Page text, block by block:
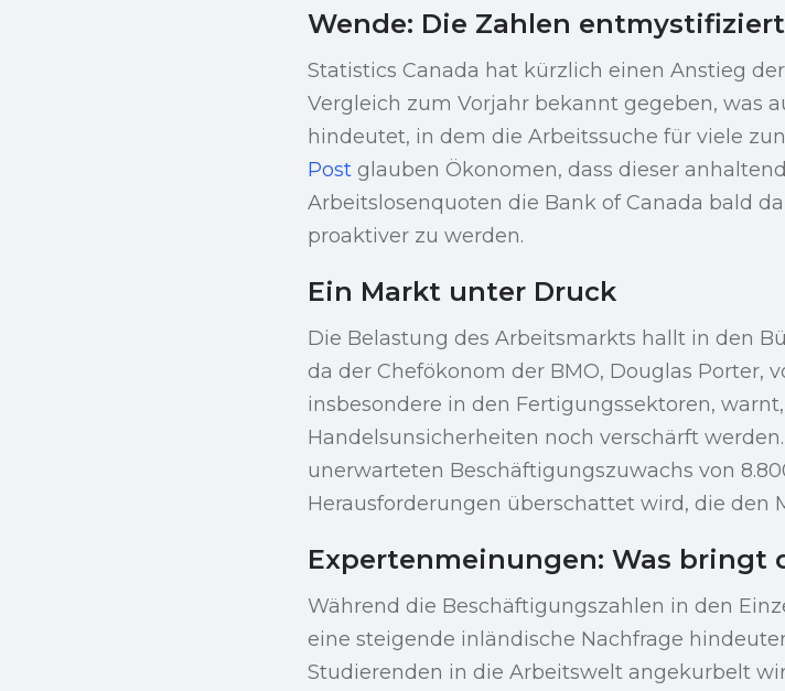
Wende: Die Zahlen entmystifiziert
Statistics Canada hat kürzlich einen Anstieg
Vergleich zum Vorjahr bekannt gegeben, was
hindeutet, in dem die Arbeitssuche für viele
Post glauben Ökonomen, dass dieser
Arbeitslosenquoten die Bank of Canada bald
proaktiver zu werden.
Ein Markt unter Druck
Die Belastung des Arbeitsmarkts hallt in den
da der Chefökonom der BMO, Douglas Porter,
insbesondere in den Fertigungssektoren,
Handelsunsicherheiten noch verschärft
unerwarteten Beschäftigungszuwachs von
Herausforderungen überschattet wird, die den
Expertenmeinungen: Was bringt
Während die Beschäftigungszahlen in den
eine steigende inländische Nachfrage
Studierenden in die Arbeitswelt angekurbelt